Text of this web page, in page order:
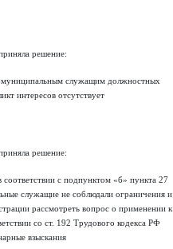
решение:
муниципальным служащим должностных
интересов отсутствует
решение:
с подпунктом «б» пункта 27
служащие не соблюдали ограничения и
рассмотреть вопрос о применении к
со ст. 192 Трудового кодекса РФ
взыскания